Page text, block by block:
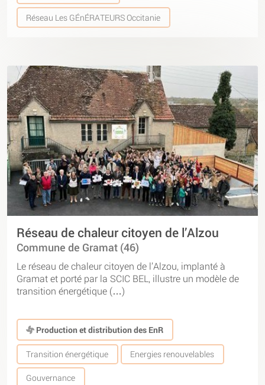
Réseau Les GÉnÉRATEURS Occitanie
Réseau de chaleur citoyen de l’Alzou
Commune de Gramat (46)
Le réseau de chaleur citoyen de l’Alzou, implanté à
Gramat et porté par la SCIC BEL, illustre un modèle de
transition énergétique (…)
Production et distribution des EnR
Transition énergétique Energies renouvelables
Gouvernance